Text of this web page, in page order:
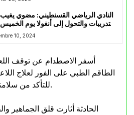
النادي الرياضي القسنطيني: مضوي
التدريبات والتحول إلى أنغولا يوم
رحلة10, 2024
أسفر الاصطدام عن توقف
الطاقم الطبي على الفور لعلاج
للتأكد من سلامته قبل استئناف المباراة.
الحادثة أثارت قلق الجماهير